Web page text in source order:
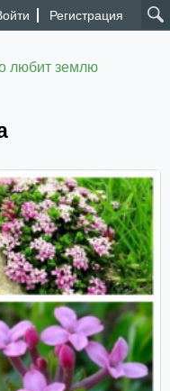
Регистрация
любит землю